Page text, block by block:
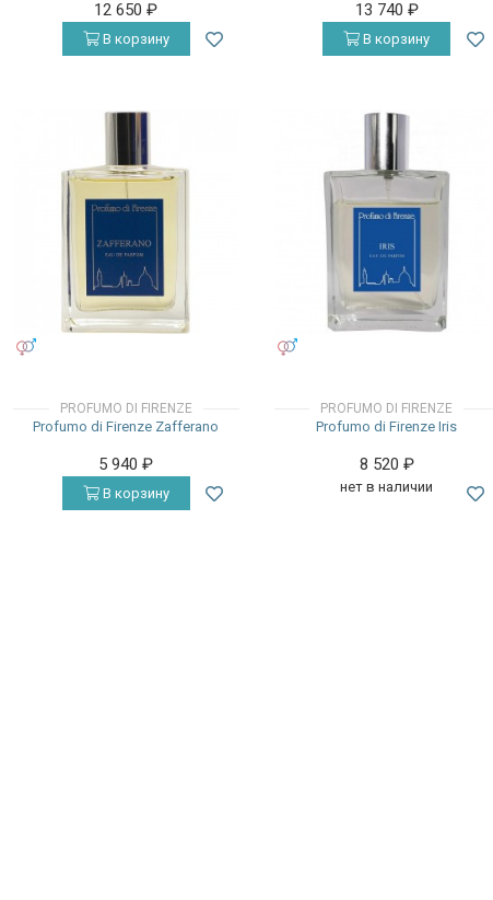
12 650₽
В корзину
13 740 ₽
В корзину
PROFUMO DI FIRENZE
Profumo di Firenze Zafferano
5 940₽
В корзину
PROFUMO DI FIRENZE
Profumo di Firenze Iris
8 520 ₽
нет в наличии